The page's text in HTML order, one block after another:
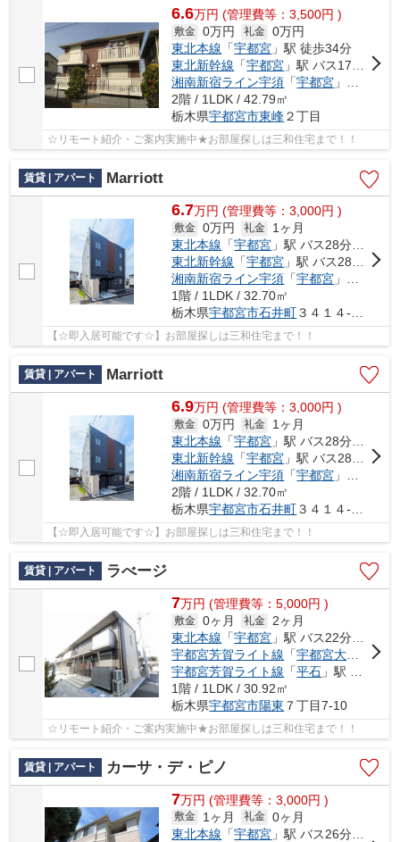
6.6万円 (管理費等：3,500円 )
敷金 0万円 礼金 0万円
東北本線 「宇都宮 」駅 徒歩34分
東北新幹線 「宇都宮 」駅 バス17分 「こえご」 停歩8分
湘南新宿ライン宇須 「宇都宮 」駅 バス17分 「こえご」 停歩8分
2階 / 1LDK / 42.79㎡
栃木県宇都宮市東峰２丁目
☆リモート紹介・ご案内実施中★お部屋探しは三和住宅まで！！
賃貸 | アパート Marriott
6.7万円 (管理費等：3,000円 )
敷金 0万円 礼金
1ヶ月
東北本線 「宇都宮 」駅 バス28分 「ミツトヨ前」 停歩8分
東北新幹線 「宇都宮 」駅 バス28分 「ミツトヨ前」 停歩8分
湘南新宿ライン宇須 「宇都宮 」駅 バス28分 「ミツトヨ前」 停歩8分
1階 / 1LDK / 32.70㎡
栃木県宇都宮市石井町３４１４-２６２
【☆即入居可能です☆】お部屋探しは三和住宅まで！！
賃貸 | アパート Marriott
6.9万円 (管理費等：3,000円 )
敷金 0万円 礼金
1ヶ月
東北本線 「宇都宮 」駅 バス28分 「ミツトヨ前」 停歩8分
東北新幹線 「宇都宮 」駅 バス28分 「ミツトヨ前」 停歩8分
湘南新宿ライン宇須 「宇都宮 」駅 バス28分 「ミツトヨ前」 停歩8分
2階 / 1LDK / 32.70㎡
栃木県宇都宮市石井町３４１４-２６２
【☆即入居可能です☆】お部屋探しは三和住宅まで！！
賃貸 | アパート ラべージ
7万円 (管理費等：5,000円 )
敷金 0ヶ月 礼金
2ヶ月
東北本線 「宇都宮 」駅 バス22分 「岡新田」 停歩3分
宇都宮芳賀ライト線 「宇都宮大学陽東キャンパス
宇都宮芳賀ライト線 「平石 」駅 徒歩19分
1階 / 1LDK / 30.92㎡
栃木県宇都宮市陽東 ７丁目7-10
☆リモート紹介・ご案内実施中★お部屋探しは三和住宅まで！！
賃貸 | アパート カーサ・デ・ピノ
7万円 (管理費等：3,000円 )
敷金 1ヶ月 礼金 0ヶ月
東北本線 「宇都宮 」駅 バス26分 「平松神社前」 停歩14分